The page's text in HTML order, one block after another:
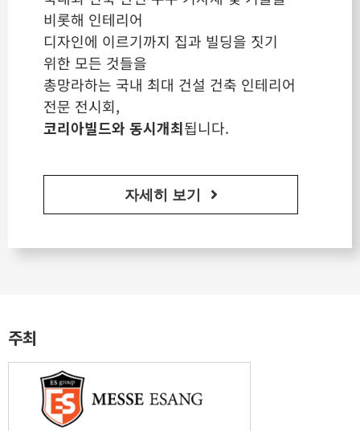
비롯해 인테리어
디자인에 이르기까지 집과 빌딩을 짓기
위한 모든 것들을
총망라하는 국내 최대 건설 건축 인테리어
전문 전시회,
코리아빌드와 동시개최됩니다.
자세히 보기
주최